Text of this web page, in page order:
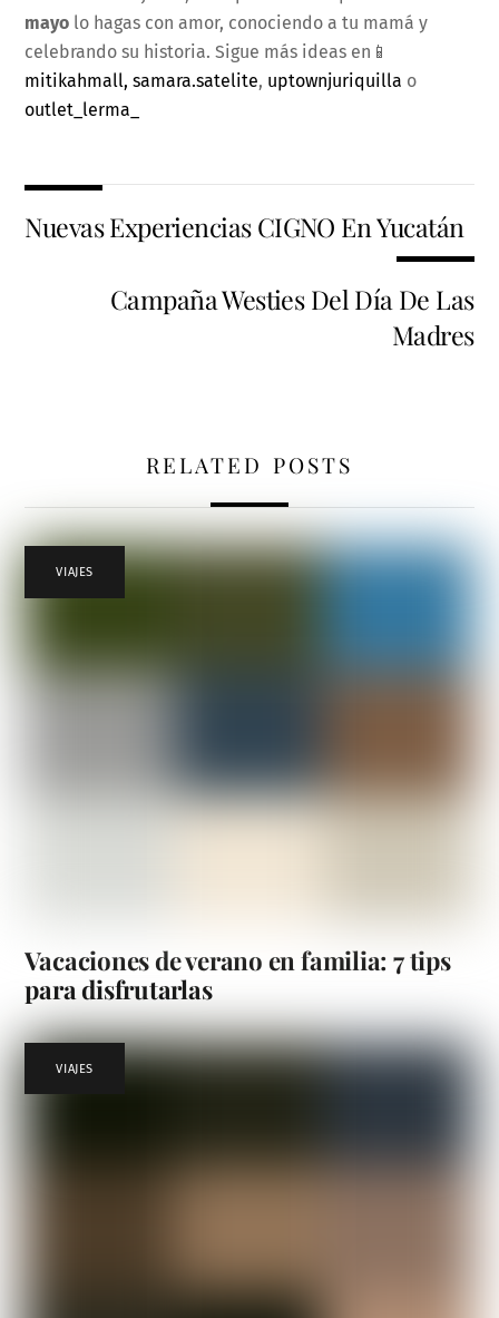
mayo lo hagas con amor, conociendo a tu mamá y
celebrando su historia. Sigue más ideas en📱
mitikahmall, samara.satelite, uptownjuriquilla o
outlet_lerma_
Nuevas Experiencias CIGNO En Yucatán
Campaña Westies Del Día De Las
Madres
RELATED POSTS
VIAJES
Vacaciones de verano en familia: 7 tips
para disfrutarlas
VIAJES